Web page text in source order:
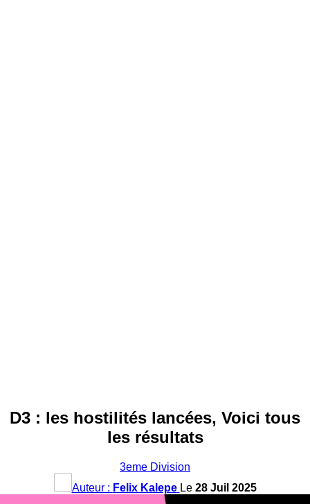
D3 : les hostilités lancées, Voici tous
les résultats
3eme Division
Auteur : Felix Kalepe Le 28 Juil 2025